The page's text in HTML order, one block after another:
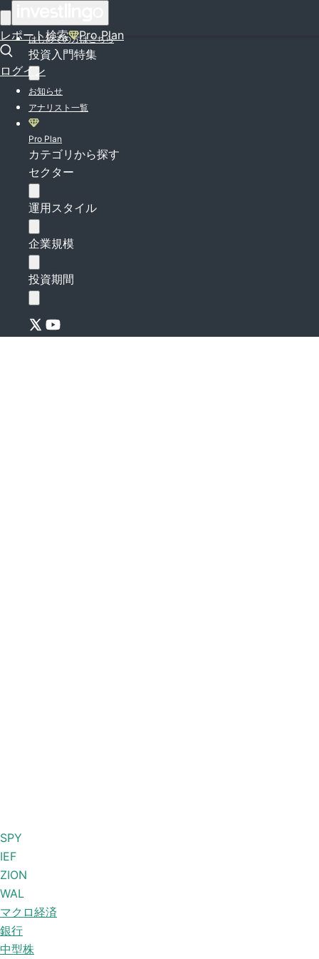
レポート検索 Pro Plan
ログイン
はじめての方はこちら
投資入門特集
お知らせ
アナリスト一覧
Pro Plan
カテゴリから探す
セクター
運用スタイル
企業規模
投資期間
SPY
IEF
ZION
WAL
マクロ経済
銀行
中型株